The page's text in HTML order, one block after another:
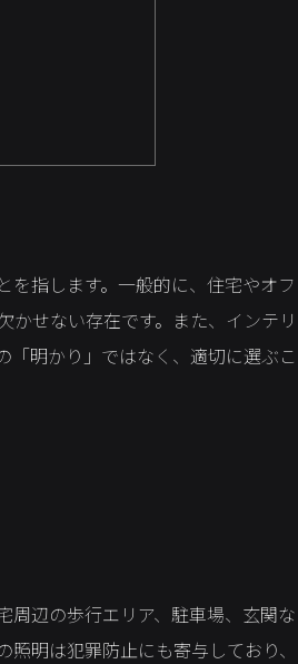
指します。一般的に、住宅やオフ
せない存在です。また、インテリ
明かり」ではなく、適切に選ぶこ
周辺の歩行エリア、駐車場、玄関な
明は犯罪防止にも寄与しており、